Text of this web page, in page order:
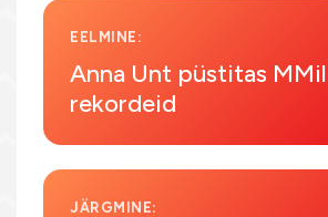
EELMINE:
Anna Unt püstitas
rekordeid
JÄRGMINE: